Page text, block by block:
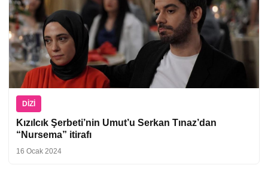
DIZI
Kızılcık Şerbeti’nin Umut’u Serkan Tınaz’dan
“Nursema” itirafı
16 Ocak 2024